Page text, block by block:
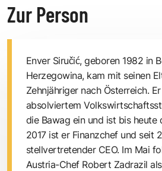
Zur Person
Enver Siručić, geboren 1982 in
Herzegowina, kam mit seinen
Zehnjähriger nach Österreich.
absolviertem
die Bawag ein und ist bis heute
2017 ist er Finanzchef und seit
stellvertretender CEO. Im Mai
Austria-Chef Robert Zadrazil